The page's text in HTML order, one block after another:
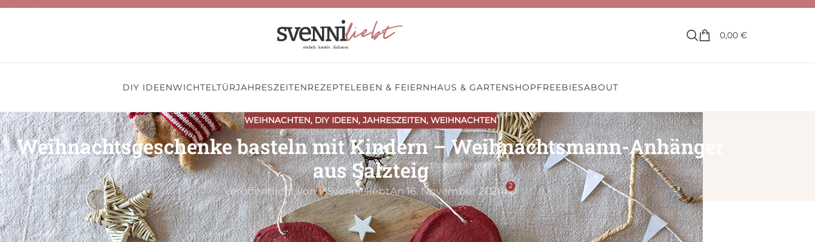
0,00 €
DIY IDEENWICHTELTÜRJAHRESZEITENREZEPTELEBEN & FEIERNHAUS & GARTENSHOPFREEBIESABOUT
WEIHNACHTEN, DIY IDEEN, JAHRESZEITEN, WEIHNACHTEN
Weihnachtsgeschenke basteln mit Kindern – Weihnachtsmann-Anhänger
aus Salzteig
Veröffentlicht von Svenni_liebtAn 16. November 2024 2
Die Weihnachtszeit steht vor der Tür und damit kommt die perfekte Gelegenheit, um
gemeinsammit unseren Kindern Weihnachtsgeschenke zu basteln. Das Basteln dieser